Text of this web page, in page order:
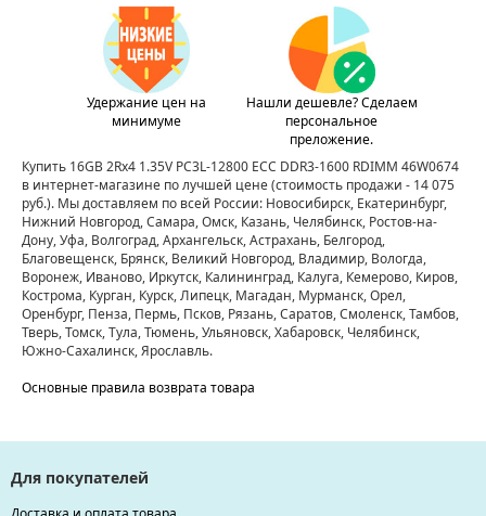
Удержание цен на
минимуме
Нашли дешевле? Сделаем
персональное
преложение.
Купить 16GB 2Rx4 1.35V PC3L-12800 ECC DDR3-1600 RDIMM 46W0674
в интернет-магазине по лучшей цене(стоимость продажи - 14 075
руб.). Мы доставляем по всей России: Новосибирск, Екатеринбург,
Нижний Новгород, Самара, Омск, Казань, Челябинск, Ростов-на-
Дону, Уфа, Волгоград, Архангельск, Астрахань, Белгород,
Благовещенск, Брянск, Великий Новгород, Владимир, Вологда,
Воронеж, Иваново, Иркутск, Калининград, Калуга, Кемерово, Киров,
Кострома, Курган, Курск, Липецк, Магадан, Мурманск, Орел,
Оренбург, Пенза, Пермь, Псков, Рязань, Саратов, Смоленск, Тамбов,
Тверь, Томск, Тула, Тюмень, Ульяновск, Хабаровск, Челябинск,
Южно-Сахалинск, Ярославль.
Основные правила возврата товара
Для покупателей